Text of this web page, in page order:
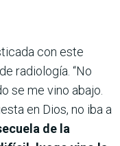
con este
radiología. “No
se me vino abajo.
en Dios, no iba a
de la